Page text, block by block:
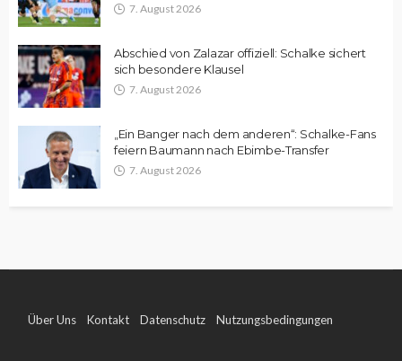
7. August 2026
Abschied von Zalazar offiziell: Schalke sichert
sich besondere Klausel
7. August 2026
„Ein Banger nach dem anderen“: Schalke-Fans
feiern Baumann nach Ebimbe-Transfer
7. August 2026
Über Uns Kontakt Datenschutz Nutzungsbedingungen